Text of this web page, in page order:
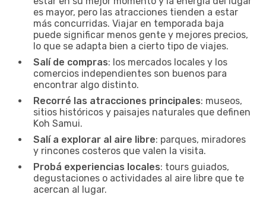
es mayor, pero las atracciones tienden a estar
más concurridas. Viajar en temporada baja
puede significar menos gente y mejores precios,
lo que se adapta bien a cierto tipo de viajes.
Salí de compras: los mercados locales y los
comercios independientes son buenos para
encontrar algo distinto.
Recorré las atracciones principales: museos,
sitios históricos y paisajes naturales que definen
Koh Samui.
Salí a explorar al aire libre: parques, miradores
y rincones costeros que valen la visita.
Probá experiencias locales: tours guiados,
degustaciones o actividades al aire libre que te
acercan al lugar.